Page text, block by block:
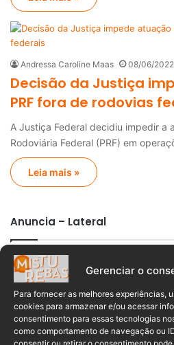
Gerenciar o
Para fornecer as melhores experiências,
cookies para armazenar e/ou acessar
consentimento para essas tecnologias
como comportamento de navegação ou
consentir ou retirar o consentimento
Andressa Caroline Maas 08/06/2022
Decisão da Justiça
PRF fora de rodovias
A Justiça Federal decidiu impedir a
Rodoviária Federal (PRF) em
Leia mais »
Anuncia – Lateral